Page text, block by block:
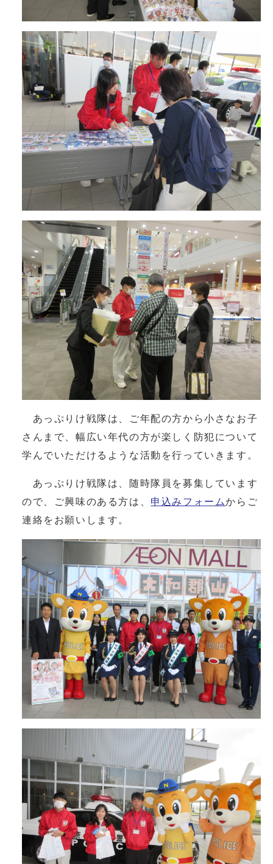
あっぷりけ戦隊は、ご年配の方から小さなお子
さんまで、幅広い年代の方が楽しく防犯について
学んでいただけるような活動を行っていきます。
あっぷりけ戦隊は、随時隊員を募集しています
ので、ご興味のある方は、 申込みフォームからご
連絡をお願いします。